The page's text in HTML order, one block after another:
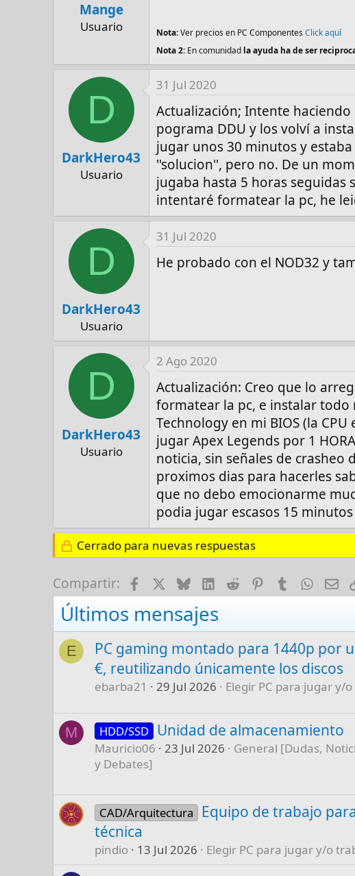
Mange
Usuario Nota:Ver precios en PC ComponentesClick aquí
Nota 2: En comunidad la ayuda ha de ser
D
DarkHero43
Usuario
31 Jul 2020
Actualización; Intente
pograma DDU y los volví a
jugar unos 30 minutos y
''solucion'', pero no. De un
jugaba hasta 5 horas seguidas
intentaré formatear la pc, he
D
DarkHero43
Usuario
31 Jul 2020
He probado con el NOD32 y
D
DarkHero43
Usuario
2 Ago 2020
Actualización: Creo que lo
formatear la pc, e instalar
Technology en mi BIOS (la
jugar Apex Legends por 1
noticia, sin señales de
proximos dias para hacerles
que no debo emocionarme
podia jugar escasos 15
Cerrado para nuevas respuestas
Compartir: FacebookBlueskyLinkedIn
RedditPinterestTumblr E-
Últimos mensajes
E
PC gaming montado para 1440p por
€, reutilizando únicamente los discos
ebarba21 29 Jul 2026 Elegir PC para jugar y/o
M HDD/SSD Unidad de almacenamiento
Mauricio06 23 Jul 2026
General [Dudas,
y Debates]
CAD/Arquitectura
Equipo de trabajo
técnica
pindio 13 Jul 2026 Elegir PC para jugar y/o